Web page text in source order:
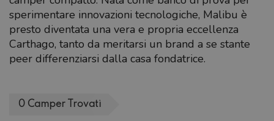
sperimentare innovazioni tecnologiche, Malibu è
presto diventata una vera e propria eccellenza
Carthago, tanto da meritarsi un brand a se stante
peer differenziarsi dalla casa fondatrice.
0 Camper Trovati